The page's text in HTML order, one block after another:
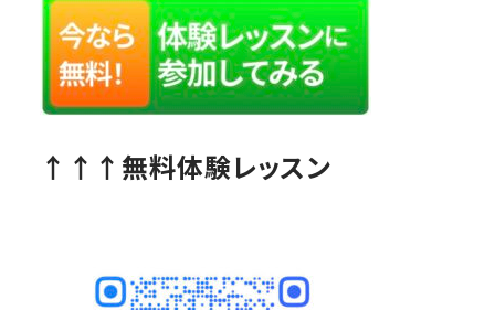
↑↑↑無料体験レッスン